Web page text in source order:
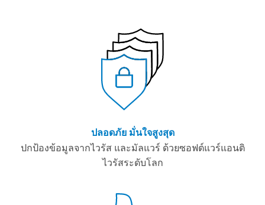
ปลอดภัย มั่นใจสูงสุด
ปกป้องข้อมูลจากไวรัส และมัลแวร์ ด้วยซอฟต์แวร์แอนติ
ไวรัสระดับโลก